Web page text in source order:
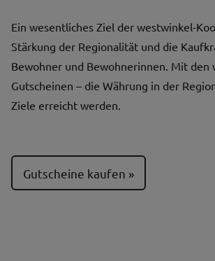
Ein wesentliches Ziel der westwinkel-
Stärkung der Regionalität und die
Bewohner und Bewohnerinnen. Mit den
Gutscheinen – die Währung in der
Ziele erreicht werden.
Gutscheine kaufen